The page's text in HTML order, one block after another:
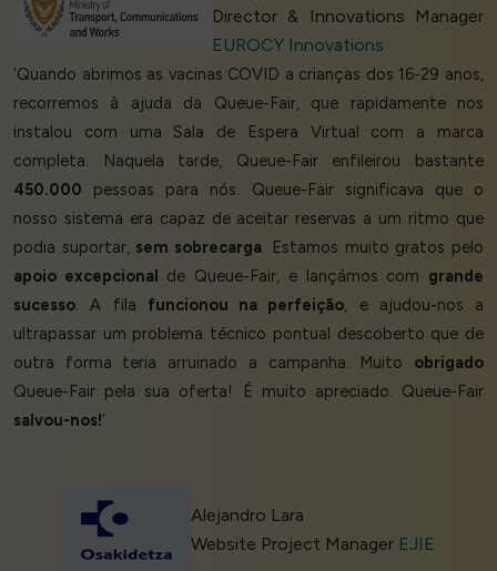
Director & Innovations Manager
EUROCY Innovations
‘Quando abrimos as vacinas COVID a crianças dos 16-29 anos,
recorremos à ajuda da Queue-Fair, que rapidamente nos
instalou com uma Sala de Espera Virtual com a marca
completa. Naquela tarde, Queue-Fair enfileirou bastante
450.000 pessoas para nós. Queue-Fair significava que o
nosso sistema era capaz de aceitar reservas a um ritmo que
podia suportar, sem sobrecarga. Estamos muito gratos pelo
apoio excepcional
de Queue-Fair, e lançámos com grande
sucesso. A fila funcionou na perfeição, e ajudou-nos a
ultrapassar um problema técnico pontual descoberto que de
outra forma teria arruinado a campanha. Muito obrigado
Queue-Fair pela sua oferta! É muito apreciado. Queue-Fair
salvou-nos!’
Alejandro Lara
Website Project Manager EJIE